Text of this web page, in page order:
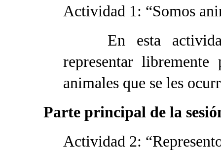
Actividad 1: “Somos
En esta
representar
animales que se les
Parte principal de la
Actividad 2: